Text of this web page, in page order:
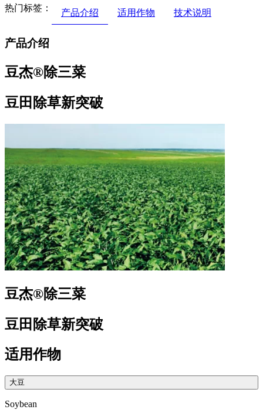
热门标签： 产品介绍 适用作物 技术说明
产品介绍
豆杰®除三菜
豆田除草新突破
豆杰®除三菜
豆田除草新突破
适用作物
大豆
Soybean